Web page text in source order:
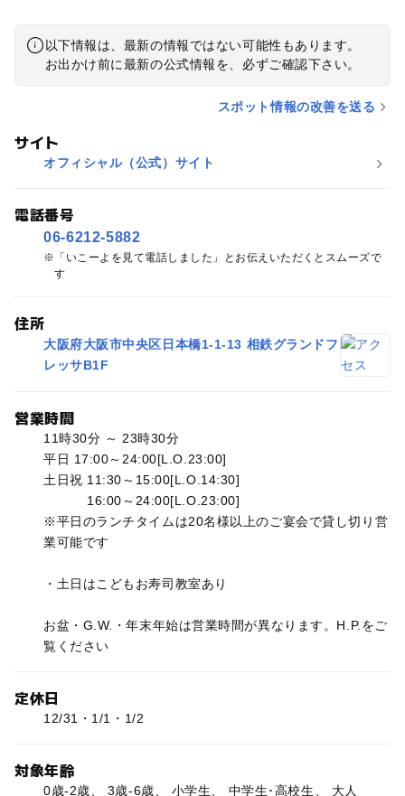
以下情報は、最新の情報ではない可能性もあります。
お出かけ前に最新の公式情報を、必ずご確認下さい。
スポット情報の改善を送る
サイト
オフィシャル（公式）サイト
電話番号
06-6212-5882
「いこーよを見て電話しました」とお伝えいただくとスムーズで
す
住所
大阪府大阪市中央区日本橋1-1-13 相鉄グランドフ
レッサB1F
営業時間
11時30分 ～ 23時30分
平日 17:00～24:00[L.O.23:00]
土日祝 11:30～15:00[L.O.14:30]
16:00～24:00[L.O.23:00]
※平日のランチタイムは20名様以上のご宴会で貸し切り営
業可能です
・土日はこどもお寿司教室あり
お盆・G.W.・年末年始は営業時間が異なります。H.P.をご
覧ください
定休日
12/31・1/1・1/2
対象年齢
0歳-2歳、 3歳-6歳、 小学生、 中学生･高校生、 大人